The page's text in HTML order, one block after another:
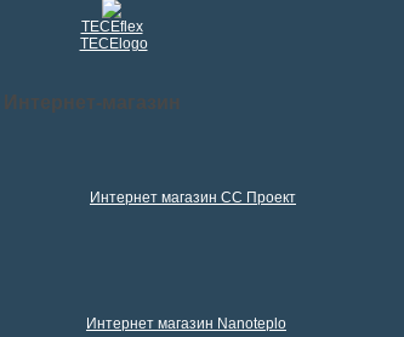
TECEflex
TECElogo
Интернет-магазин
Интернет магазин СС Проект
Интернет магазин Nanoteplo